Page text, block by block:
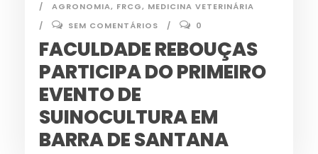
AGRONOMIA, FRCG, MEDICINA VETERINÁRIA
SEM COMENTÁRIOS
0
FACULDADE REBOUÇAS
PARTICIPA DO PRIMEIRO
EVENTO DE
SUINOCULTURA EM
BARRA DE SANTANA